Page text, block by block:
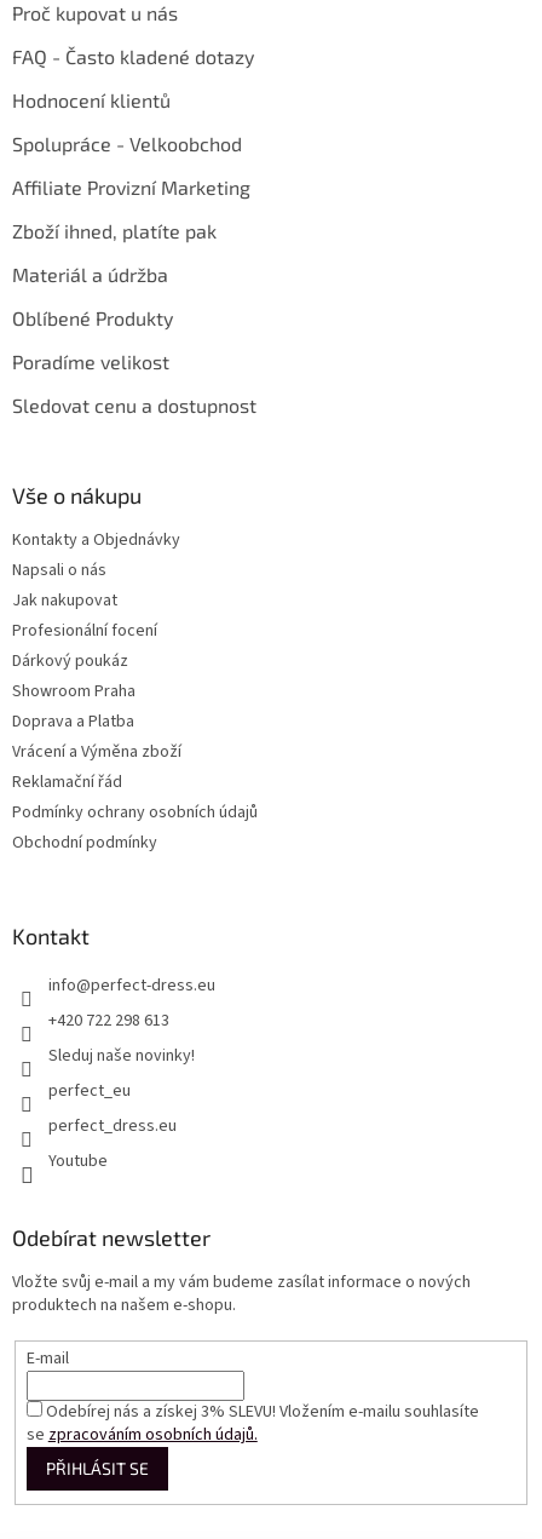
Proč kupovat u nás
FAQ - Často kladené dotazy
Hodnocení klientů
Spolupráce - Velkoobchod
Affiliate Provizní Marketing
Zboží ihned, platíte pak
Materiál a údržba
Oblíbené Produkty
Poradíme velikost
Sledovat cenu a dostupnost
Vše o nákupu
Kontakty a Objednávky
Napsali o nás
Jak nakupovat
Profesionální focení
Dárkový poukáz
Showroom Praha
Doprava a Platba
Vrácení a Výměna zboží
Reklamační řád
Podmínky ochrany osobních údajů
Obchodní podmínky
Kontakt
info@perfect-dress.eu
+420 722 298 613
Sleduj naše novinky!
perfect_eu
perfect_dress.eu
Youtube
Odebírat newsletter
Vložte svůj e-mail a my vám budeme zasílat informace o nových
produktech na našem e-shopu.
E-mail
Odebírej nás a získej 3% SLEVU! Vložením e-mailu souhlasíte
sezpracováním osobních údajů.
PŘIHLÁSIT SE